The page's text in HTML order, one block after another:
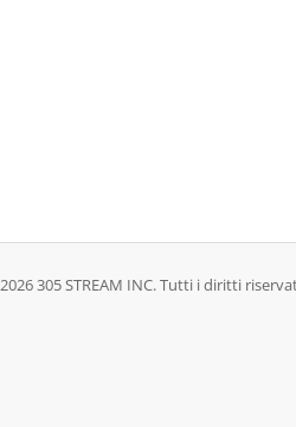
305 STREAM INC. Tutti i diritti